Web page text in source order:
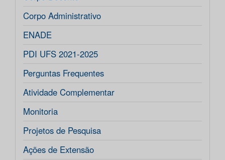
Corpo Administrativo
ENADE
PDI UFS 2021-2025
Perguntas Frequentes
Atividade Complementar
Monitoria
Projetos de Pesquisa
Ações de Extensão